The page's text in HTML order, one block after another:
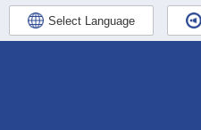
Select Language